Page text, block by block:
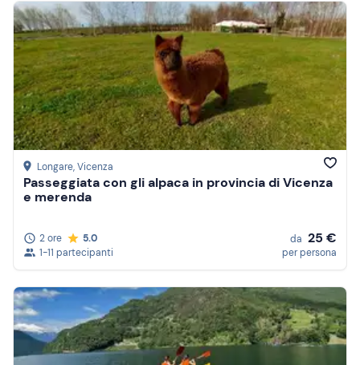
Longare, Vicenza
Passeggiata con gli alpaca in provincia di Vicenza
e merenda
2 ore
5.0
1-11 partecipanti
da 25 €
per persona